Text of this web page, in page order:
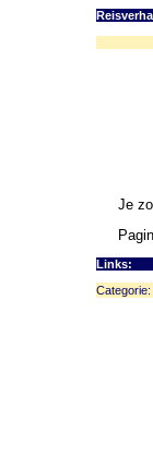
Je
Links:
Categorie: